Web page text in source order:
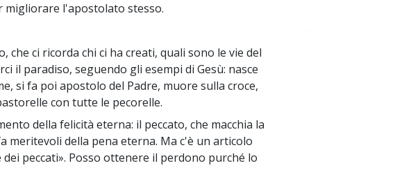
l'apostolato stesso.
che ci ricorda chi ci ha creati, quali sono le vie del
il paradiso, seguendo gli esempi di Gesù: nasce
si fa poi apostolo del Padre, muore sulla croce,
con tutte le pecorelle.
della felicità eterna: il peccato, che macchia la
meritevoli della pena eterna. Ma c'è un articolo
peccati». Posso ottenere il perdono purché lo